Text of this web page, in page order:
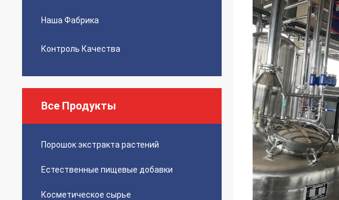
Наша Фабрика
Контроль Качества
Все Продукты
Порошок экстракта растений
Естественные пищевые добавки
Косметическое сырье